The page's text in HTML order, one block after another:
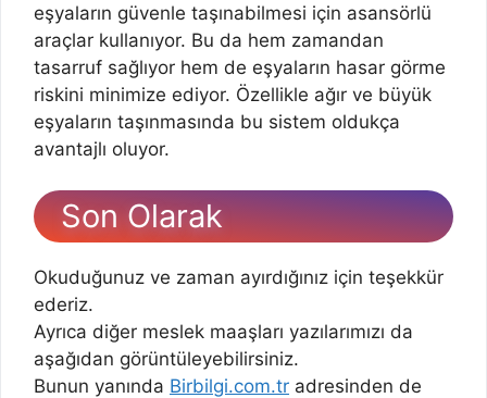
eşyaların güvenle taşınabilmesi için asansörlü
araçlar kullanıyor. Bu da hem zamandan
tasarruf sağlıyor hem de eşyaların hasar görme
riskini minimize ediyor. Özellikle ağır ve büyük
eşyaların taşınmasında bu sistem oldukça
avantajlı oluyor.
SonOlarak
Okuduğunuz ve zaman ayırdığınız için teşekkür
ederiz.
Ayrıca diğer meslek maaşları yazılarımızı da
aşağıdan görüntüleyebilirsiniz.
Bunun yanında Birbilgi.com.tr adresinden de